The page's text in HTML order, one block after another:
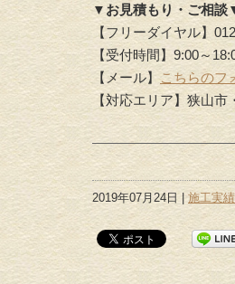
▼お見積もり・ご相談
【フリーダイヤル】
【受付時間】9:00～
【メール】こちらのフ
【対応エリア】狭山
2019年07月24日 | 施工実績